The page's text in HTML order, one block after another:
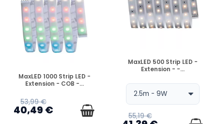
EN STOCK
MaxLED 1000 Strip LED -
Extension - COB -...
53,99 €
40,49 €
EN STOCK
MaxLED 500 Strip LED -
Extension - -...
55,19 €